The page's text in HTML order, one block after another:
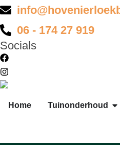
06 - 174 27 919
Socials
Home Tuinonderhoud